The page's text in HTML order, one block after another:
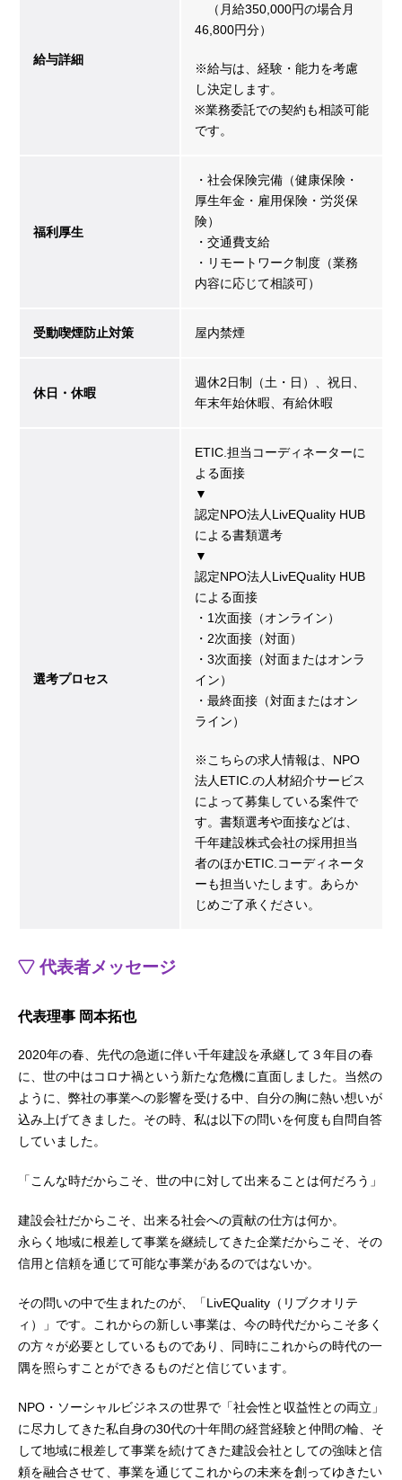
給与詳細
（月給350,000円の場合月
46,800円分）
※給与は、経験・能力を考慮
し決定します。
※業務委託での契約も相談可能
です。
福利厚生
・社会保険完備（健康保険・
厚生年金・雇用保険・労災保
険）
・交通費支給
・リモートワーク制度（業務
内容に応じて相談可）
受動喫煙防止対策 屋内禁煙
休日・休暇
週休2日制（土・日）、祝日、
年末年始休暇、有給休暇
選考プロセス
ETIC.担当コーディネーターに
よる面接
▼
認定NPO法人LivEQuality HUB
による書類選考
▼
認定NPO法人LivEQuality HUB
による面接
・1次面接（オンライン）
・2次面接（対面）
・3次面接（対面またはオンラ
イン）
・最終面接（対面またはオン
ライン）
※こちらの求人情報は、NPO
法人ETIC.の人材紹介サービス
によって募集している案件で
す。書類選考や面接などは、
千年建設株式会社の採用担当
者のほかETIC.コーディネータ
ーも担当いたします。あらか
じめご了承ください。
代表者メッセージ
代表理事 岡本拓也
2020年の春、先代の急逝に伴い千年建設を承継して３年目の春
に、世の中はコロナ禍という新たな危機に直面しました。当然の
ように、弊社の事業への影響を受ける中、自分の胸に熱い想いが
込み上げてきました。その時、私は以下の問いを何度も自問自答
していました。
「こんな時だからこそ、世の中に対して出来ることは何だろう」
建設会社だからこそ、出来る社会への貢献の仕方は何か。
永らく地域に根差して事業を継続してきた企業だからこそ、その
信用と信頼を通じて可能な事業があるのではないか。
その問いの中で生まれたのが、「LivEQuality（リブクオリテ
ィ）」です。これからの新しい事業は、今の時代だからこそ多く
の方々が必要としているものであり、同時にこれからの時代の一
隅を照らすことができるものだと信じています。
NPO・ソーシャルビジネスの世界で「社会性と収益性との両立」
に尽力してきた私自身の30代の十年間の経営経験と仲間の輪、そ
して地域に根差して事業を続けてきた建設会社としての強味と信
頼を融合させて、事業を通じてこれからの未来を創ってゆきたい